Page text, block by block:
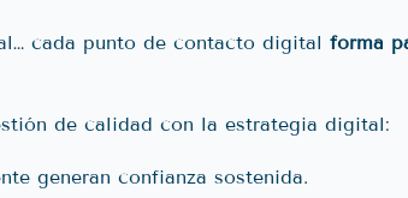
cada punto de contacto digital forma
de calidad con la estrategia digital:
generan confianza sostenida.